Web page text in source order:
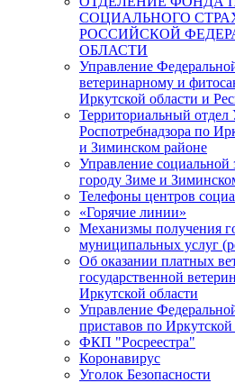
СОЦИАЛЬНОГО
РОССИЙСКОЙ
ОБЛАСТИ
Управление
ветеринарному и
Иркутской области и
Территориальный отдел
Роспотребнадзора по
и Зиминском районе
Управление
городу Зиме и
Телефоны центров
«Горячие линии»
Механизмы получения
муниципальных услуг
Об оказании платных
государственной
Иркутской области
Управление
приставов по Иркутской
ФКП "Росреестра"
Коронавирус
Уголок Безопасности